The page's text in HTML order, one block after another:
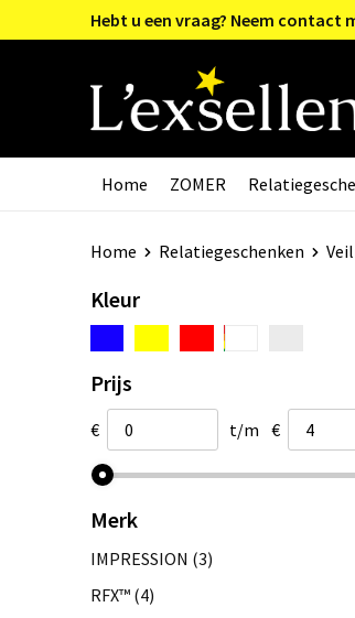
Hebt u een vraag? Neem contact
Home ZOMER
Home Relatiegeschenken
Kleur
Prijs
€ t/m €
Merk
IMPRESSION (3)
RFX™ (4)